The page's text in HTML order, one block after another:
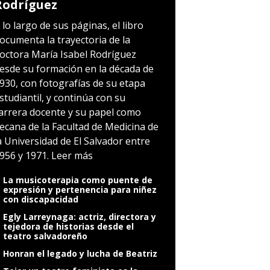
lo largo de sus páginas, el libro
la trayectoria de la
María Isabel Rodríguez
su formación en la década de
con fotografías de su etapa
y continúa con su
docente y su papel como
de la Facultad de Medicina de
Universidad de El Salvador entre
y 1971. Leer más
La musicoterapia como puente de
expresión y pertenencia para niñez
con discapacidad
Egly Larreynaga: actriz, directora y
tejedora de historias desde el
teatro salvadoreño
Honran el legado y lucha de Beatriz